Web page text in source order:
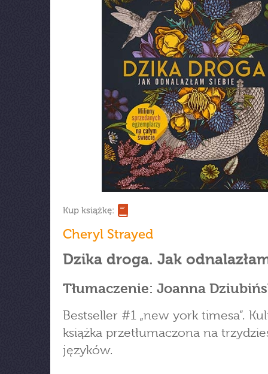
Kup książkę:
Cheryl Strayed
Dzika droga. Jak
Tłumaczenie: Joanna
Bestseller #1 „new york timesa”.
książka przetłumaczona na
języków.